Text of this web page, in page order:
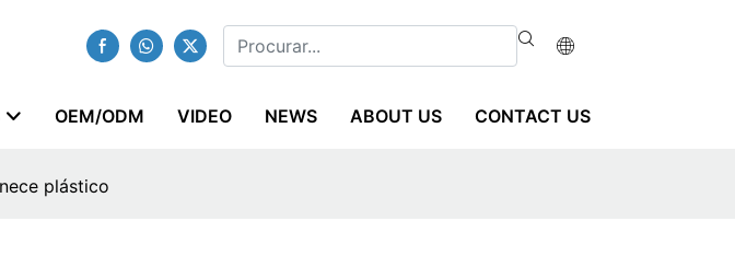
OEM/ODM VIDEO NEWS ABOUT US CONTACT US
plástico